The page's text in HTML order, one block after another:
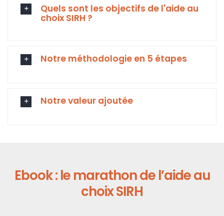
Quels sont les objectifs de l'aide au
choix SIRH ?
Notre méthodologie en 5 étapes
Notre valeur ajoutée
Ebook : le marathon de l’aide au
choix SIRH